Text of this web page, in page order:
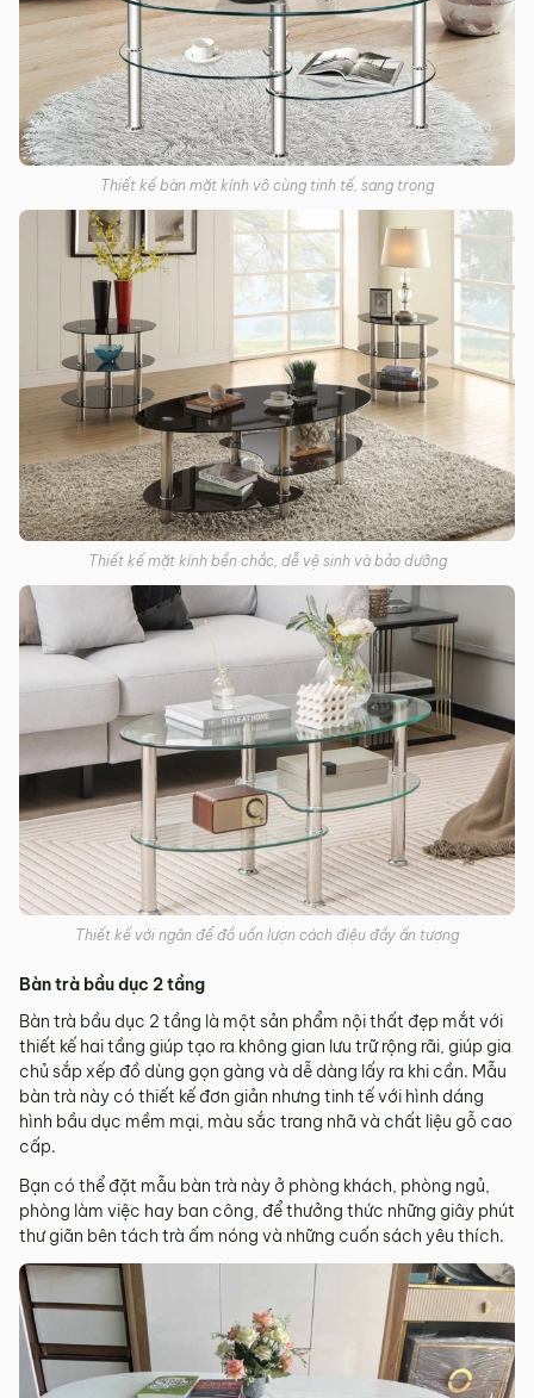
Thiết kế bàn mặt kính vô cùng tinh tế, sang trọng
Thiết kế mặt kính bền chắc, dễ vệ sinh và bảo dưỡng
Thiết kế với ngăn để đồ uốn lượn cách điệu đầy ấn tượng
Bàn trà bầu dục 2 tầng
Bàn trà bầu dục 2 tầng là một sản phẩm nội thất đẹp mắt với
thiết kế hai tầng giúp tạo ra không gian lưu trữ rộng rãi, giúp gia
chủ sắp xếp đồ dùng gọn gàng và dễ dàng lấy ra khi cần. Mẫu
bàn trà này có thiết kế đơn giản nhưng tinh tế với hình dáng
hình bầu dục mềm mại, màu sắc trang nhã và chất liệu gỗ cao
cấp.
Bạn có thể đặt mẫu bàn trà này ở phòng khách, phòng ngủ,
phòng làm việc hay ban công, để thưởng thức những giây phút
thư giãn bên tách trà ấm nóng và những cuốn sách yêu thích.